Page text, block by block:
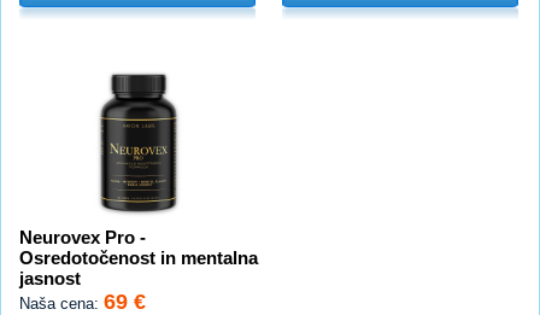
Neurovex Pro -
Osredotočenost in mentalna
jasnost
Naša cena: 69 €